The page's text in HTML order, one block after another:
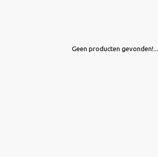
Geen producten gevonden!...